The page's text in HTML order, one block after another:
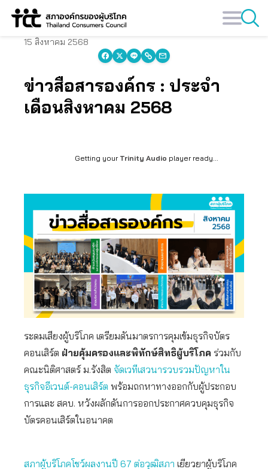
Skip
15 สิงหาคม 2568
ข่าวสื่อสารองค์กร : ประจำ
เดือนสิงหาคม 2568
Getting your Trinity Audio player ready...
ระดมเสียงผู้บริโภค เตรียมดันมาตรการคุมเข้มธุรกิจบัตร
คอนเสิร์ต ฝ่ายคุ้มครองและพิทักษ์สิทธิผู้บริโภค ร่วมกับ
คณะนิติศาสตร์ ม.รังสิต จัดเวทีเสวนารวบรวมปัญหาใน
ธุรกิจอีเวนต์-คอนเสิร์ต พร้อมถกหาทางออกกับผู้ประกอบ
การและ สคบ. หวังผลักดันการออกประกาศควบคุมธุรกิจ
บัตรคอนเสิร์ตในอนาคต
สภาผู้บริโภคโชว์ผลงานปี 67 ต่อวุฒิสภา เยียวยาผู้บริโภค